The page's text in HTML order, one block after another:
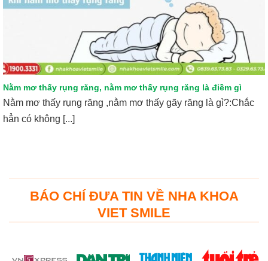
Nằm mơ thấy rụng răng, nằm mơ thấy rụng răng là điềm gì
Nằm mơ thấy rụng răng ,nằm mơ thấy gãy răng là gì?:Chắc
hẳn có không [...]
BÁO CHÍ ĐƯA TIN VỀ NHA KHOA
VIET SMILE